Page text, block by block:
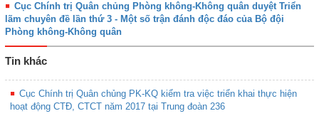
Cục Chính trị Quân chủng Phòng không-Không quân duyệt Triển
lãm chuyên đề lần thứ 3 - Một số trận đánh độc đáo của Bộ đội
Phòng không-Không quân
Tin khác
Cục Chính trị Quân chủng PK-KQ kiểm tra việc triển khai thực hiện
hoạt động CTĐ, CTCT năm 2017 tại Trung đoàn 236